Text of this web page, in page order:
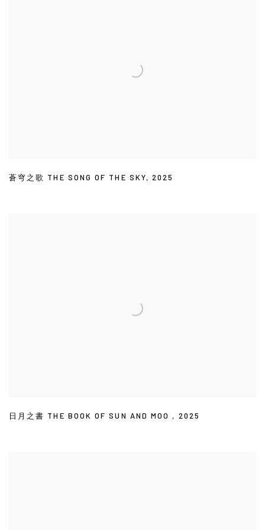
蒼穹之歌 THE SONG OF THE SKY,2025
日月之書 THE BOOK OF SUN AND MOO , 2025